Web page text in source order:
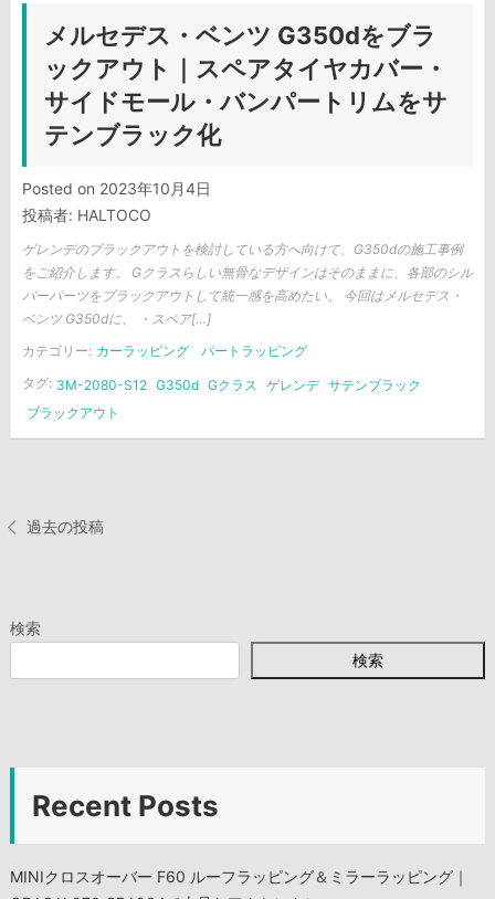
メルセデス・ベンツ G350dをブラ
ックアウト｜スペアタイヤカバー・
サイドモール・バンパートリムをサ
テンブラック化
Posted on 2023年10月4日
投稿者: HALTOCO
ゲレンデのブラックアウトを検討している方へ向けて、G350dの施工事例
をご紹介します。 Gクラスらしい無骨なデザインはそのままに、各部のシル
バーパーツをブラックアウトして統一感を高めたい。 今回はメルセデス・
ベンツ G350dに、 ・スペア[…]
カテゴリー: カーラッピング
パートラッピング
タグ: 3M-2080-S12 G350d Gクラス ゲレンデ サテンブラック
ブラックアウト
ビ
シ
ョ
過去の投稿
検索
検索
Recent Posts
MINIクロスオーバー F60 ルーフラッピング＆ミラーラッピング｜